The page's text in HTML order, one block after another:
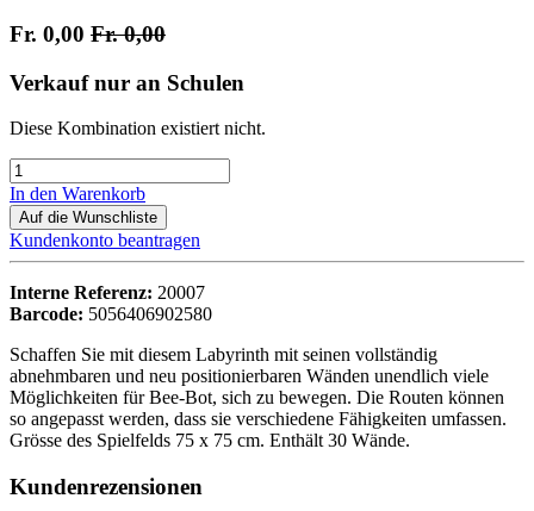
Fr. 0,00 Fr.0,00
Verkauf nur an Schulen
Diese Kombination existiert nicht.
In den Warenkorb
Auf die Wunschliste
Kundenkonto beantragen
Interne Referenz: 20007
Barcode: 5056406902580
Schaffen Sie mit diesem Labyrinth mit seinen vollständig
abnehmbaren und neu positionierbaren Wänden unendlich viele
Möglichkeiten für Bee-Bot, sich zu bewegen. Die Routen können
so angepasst werden, dass sie verschiedene Fähigkeiten umfassen.
Grösse des Spielfelds 75 x 75 cm. Enthält 30 Wände.
Kundenrezensionen